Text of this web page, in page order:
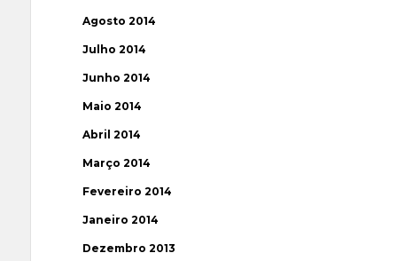
Agosto 2014
Julho 2014
Junho 2014
Maio 2014
Abril 2014
Março 2014
Fevereiro 2014
Janeiro 2014
Dezembro 2013